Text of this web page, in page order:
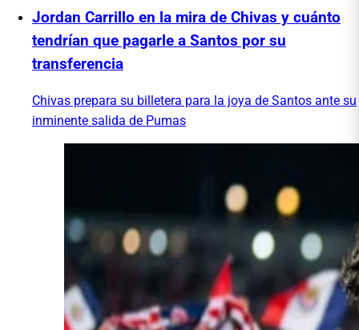
Jordan Carrillo en la mira de Chivas y cuánto
tendrían que pagarle a Santos por su
transferencia
Chivas prepara su billetera para la joya de Santos ante su
inminente salida de Pumas